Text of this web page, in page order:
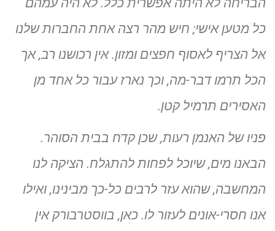
הבריחה לא היתה אפשרית כלל. לא היה עמהם
כל מטען אישי; חיש מהר רצה אחת החברות שלנו
אל הצריף לאסוף חפצים ומזון. אין רכושנו רב, אך
הכל תרמו דבר-מה, וכך נארז עבור כל אחד מן
האסירים תרמיל קטן.
פניו של האנמן רעות, שכן קדח בבית הסוהר.
הבאנו מים, שיוכל לפחות להתגלח. הציקה לנו
המחשבה, שהוא עזר לרבים כל-כך מבינינו, ואילו
אנו חסרי-אונים לעזור לו. כאן, בווסטרבורק אין